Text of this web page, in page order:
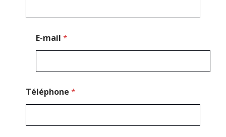
p
o
E-mail *
Téléphone *